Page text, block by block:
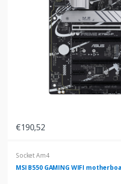
€190,52
Socket Am4
MSI B550 GAMING WIFI